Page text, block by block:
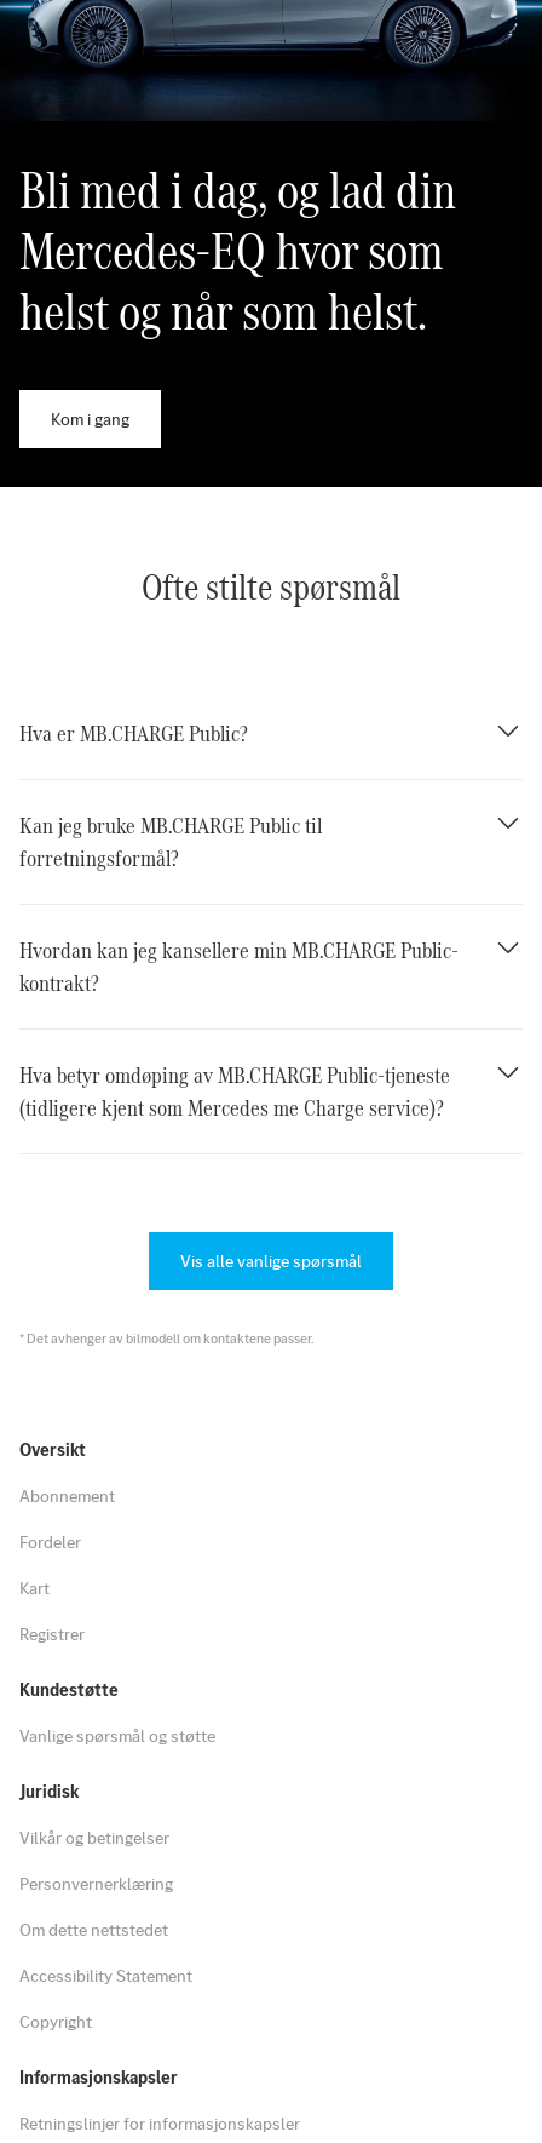
Bli med i dag, og lad din
Mercedes-EQ hvor som
helst og når som helst.
Kom i gang
Ofte stilte spørsmål
Hva er MB.CHARGE Public?
Kan jeg bruke MB.CHARGE Public til
forretningsformål?
Hvordan kan jeg kansellere min MB.CHARGE Public-
kontrakt?
Hva betyr omdøping av MB.CHARGE Public-tjeneste
(tidligere kjent som Mercedes me Charge service)?
Vis alle vanlige spørsmål
* Det avhenger av bilmodell om kontaktene passer.
Oversikt
Abonnement
Fordeler
Kart
Registrer
Kundestøtte
Vanlige spørsmål og støtte
Juridisk
Vilkår og betingelser
Personvernerklæring
Om dette nettstedet
Accessibility Statement
Copyright
Informasjonskapsler
Retningslinjer for informasjonskapsler